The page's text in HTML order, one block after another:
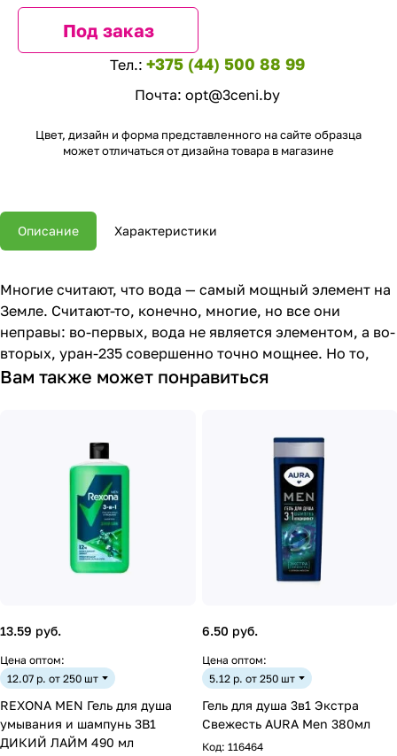
Под заказ
Тел.: +375 (44) 500 88 99
Почта: opt@3ceni.by
Цвет, дизайн и форма представленного на сайте образца
может отличаться от дизайна товара в магазине
Описание Характеристики
Многие считают, что вода — самый мощный элемент на
Земле. Считают-то, конечно, многие, но все они
неправы: во-первых, вода не является элементом, а во-
вторых, уран-235 совершенно точно мощнее. Но то,
Вам также может понравиться
13.59 руб.
Цена оптом:
12.07 р. от 250 шт
REXONA MEN Гель для душа
умывания и шампунь 3В1
ДИКИЙ ЛАЙМ 490 мл
6.50 руб.
Цена оптом:
5.12 р. от 250 шт
Гель для душа 3в1 Экстра
Свежесть AURA Men 380мл
Код: 116464